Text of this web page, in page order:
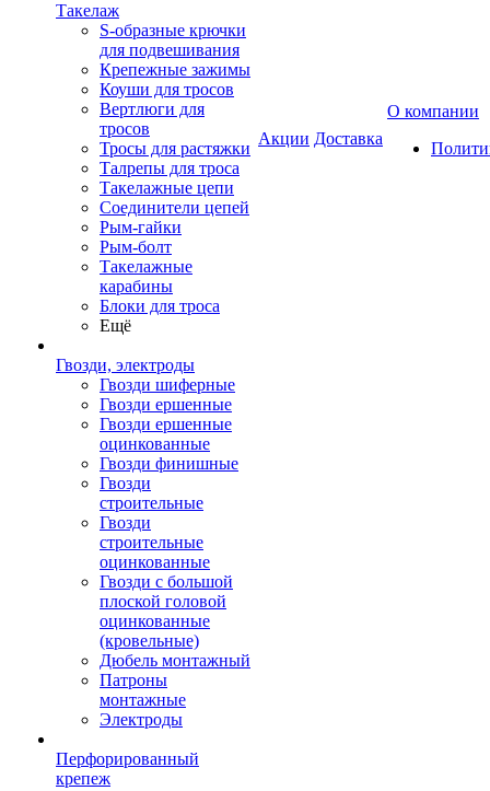
Такелаж
S-образные крючки
для подвешивания
Крепежные зажимы
Коуши для тросов
Вертлюги для
тросов
Тросы для растяжки
Талрепы для троса
Такелажные цепи
Соединители цепей
Рым-гайки
Рым-болт
Такелажные
карабины
Блоки для троса
Ещё
Гвозди, электроды
Гвозди шиферные
Гвозди ершенные
Гвозди ершенные
оцинкованные
Гвозди финишные
Гвозди
строительные
Гвозди
строительные
оцинкованные
Гвозди с большой
плоской головой
оцинкованные
(кровельные)
Дюбель монтажный
Патроны
монтажные
Электроды
Перфорированный
крепеж
Акции Доставка
О компании